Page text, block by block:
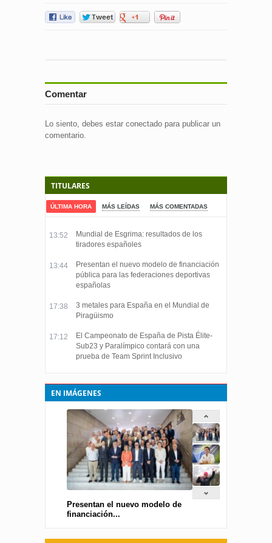
Comentar
Lo siento, debes estar conectado para publicar un
comentario.
TITULARES
ÚLTIMA HORA MÁS LEÍDAS MÁS COMENTADAS
13:52
Mundial de Esgrima: resultados de los
tiradores españoles
13:44
Presentan el nuevo modelo de financiación
pública para las federaciones deportivas
españolas
17:38
3 metales para España en el Mundial de
Piragüismo
17:12
El Campeonato de España de Pista Élite-
Sub23 y Paralímpico contará con una
prueba de Team Sprint Inclusivo
EN IMÁGENES
Presentan el nuevo modelo de
financiación...